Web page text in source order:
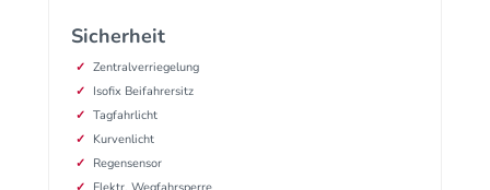
Sicherheit
Zentralverriegelung
Isofix Beifahrersitz
Tagfahrlicht
Kurvenlicht
Regensensor